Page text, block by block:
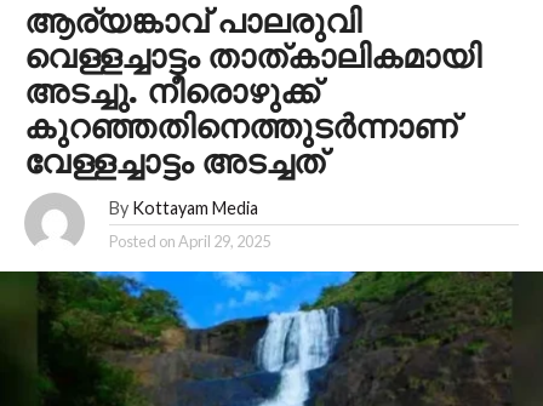
ആര്യങ്കാവ് പാലരുവി
വെള്ളച്ചാട്ടം താത്കാലികമായി
അടച്ചു. നീരൊഴുക്ക്
കുറഞ്ഞതിനെത്തുടർന്നാണ്
വേള്ളച്ചാട്ടം അടച്ചത്
By Kottayam Media
Posted onApril 29, 2025